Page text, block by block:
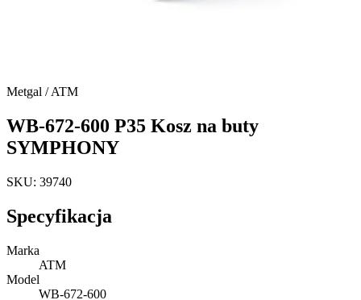
Metgal / ATM
WB-672-600 P35 Kosz na buty
SYMPHONY
SKU: 39740
Specyfikacja
Marka
ATM
Model
WB-672-600